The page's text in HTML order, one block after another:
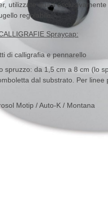
utilizzate quasi
regolabile.
Spraycap:
di calligrafia e pennarello
spruzzo: da 1,5 cm a 8 cm (lo
dal substrato. Per linee
Motip / Auto-K / Montana